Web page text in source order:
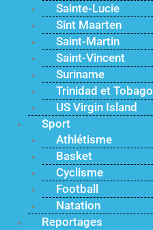
Sainte-Lucie
Sint Maarten
Saint-Martin
Saint-Vincent
Suriname
Trinidad et Tobago
US Virgin Island
Sport
Athlétisme
Basket
Cyclisme
Football
Natation
Reportages